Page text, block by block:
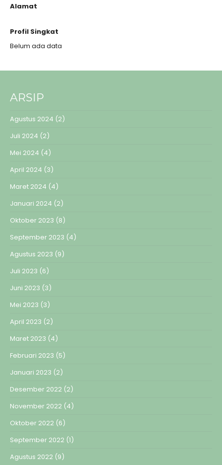
Alamat
Profil Singkat
Belum ada data
ARSIP
Agustus 2024 (2)
Juli 2024 (2)
Mei 2024 (4)
April 2024 (3)
Maret 2024 (4)
Januari 2024 (2)
Oktober 2023 (8)
September 2023 (4)
Agustus 2023 (9)
Juli 2023 (6)
Juni 2023 (3)
Mei 2023 (3)
April 2023 (2)
Maret 2023 (4)
Februari 2023 (5)
Januari 2023 (2)
Desember 2022 (2)
November 2022 (4)
Oktober 2022 (6)
September 2022 (1)
Agustus 2022 (9)